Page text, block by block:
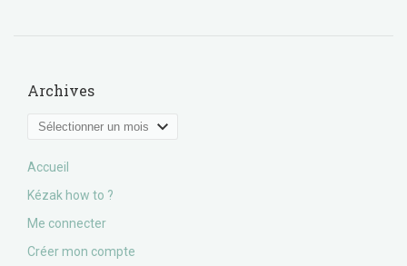
Archives
Archives
Accueil
Kézak how to ?
Me connecter
Créer mon compte